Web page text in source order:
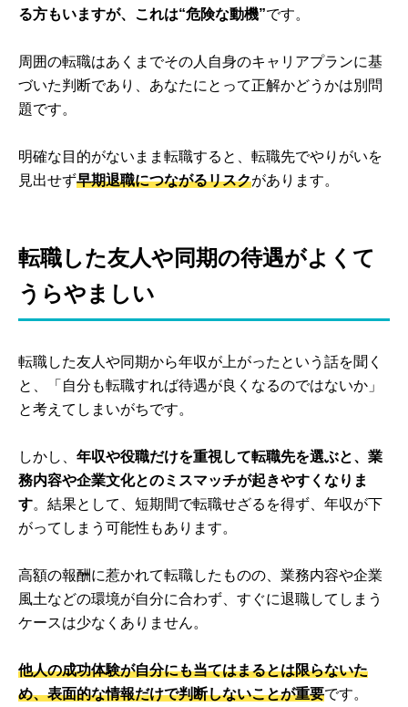
る方もいますが、これは“危険な動機”です。
周囲の転職はあくまでその人自身のキャリアプランに基
づいた判断であり、あなたにとって正解かどうかは別問
題です。
明確な目的がないまま転職すると、転職先でやりがいを
見出せず早期退職につながるリスクがあります。
転職した友人や同期の待遇がよくて
うらやましい
転職した友人や同期から年収が上がったという話を聞く
と、「自分も転職すれば待遇が良くなるのではないか」
と考えてしまいがちです。
しかし、 年収や役職だけを重視して転職先を選ぶと、業
務内容や企業文化とのミスマッチが起きやすくなりま
す。結果として、短期間で転職せざるを得ず、年収が下
がってしまう可能性もあります。
高額の報酬に惹かれて転職したものの、業務内容や企業
風土などの環境が自分に合わず、すぐに退職してしまう
ケースは少なくありません。
他人の成功体験が自分にも当てはまるとは限らないた
め、表面的な情報だけで判断しないことが重要です。